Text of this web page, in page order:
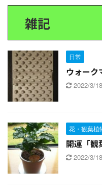
雑記
日常
ウォーク
2022/3/18
花・観葉植
開運「観
2022/3/18